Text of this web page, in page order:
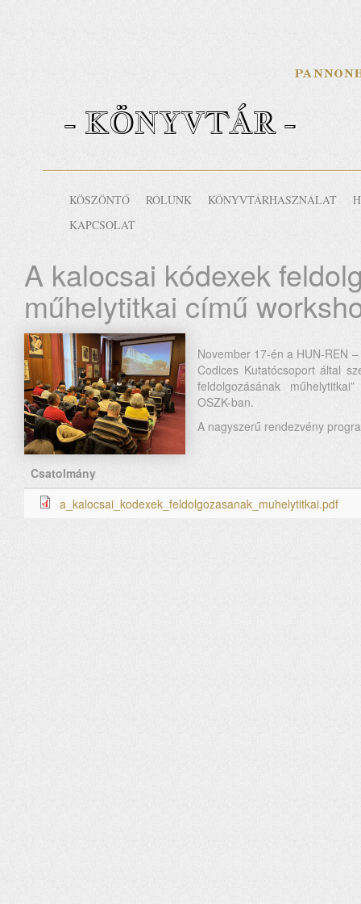
- KÖNYVTÁR -
KÖSZÖNTŐ RÓLUNK KÖNYVTÁRHASZNÁLAT
KAPCSOLAT
A kalocsai kódexek
műhelytitkai című
November 17-én a HUN-REN
Codices Kutatócsoport által
feldolgozásának
OSZK-ban.
A nagyszerű rendezvény
Csatolmány
a_kalocsai_kodexek_feldolgozasanak_muhelytitkai.pdf